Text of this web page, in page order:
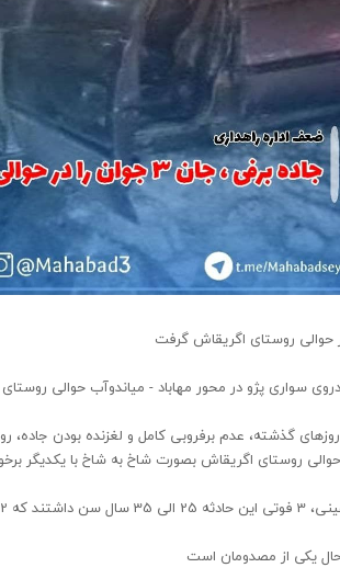
در محور مهاباد - میاندوآب حوالی روستای اگریقاش ، ۳ کشته و ۲
گذشته، عدم برفروبی کامل و لغزنده بودن جاده،
گوک تپه می‌باشند.
یکی از مصدومان است